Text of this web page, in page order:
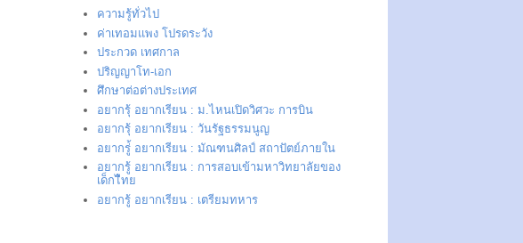
ความรู้ทั่วไป
ค่าเทอมแพง โปรดระวัง
ประกวด เทศกาล
ปริญญาโท-เอก
ศึกษาต่อต่างประเทศ
อยากรุ้ อยากเรียน : ม.ไหนเปิดวิศวะ การบิน
อยากรุ้ อยากเรียน : วันรัฐธรรมนูญ
อยากรู่้ อยากเรียน : มัณฑนศิลป์ สถาปัตย์ภายใน
อยากรู้ อยากเรียน : การสอบเข้ามหาวิทยาลัยของ
เด็กไืทย
อยากรู้ อยากเรียน : เตรียมทหาร